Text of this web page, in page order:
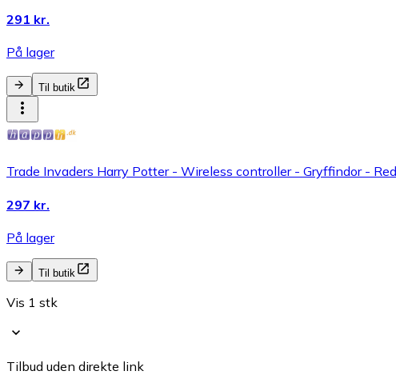
291 kr.
På lager
Til butik
Trade Invaders Harry Potter - Wireless controller - Gryffindor -
297 kr.
På lager
Til butik
Vis 1 stk
Tilbud uden direkte link